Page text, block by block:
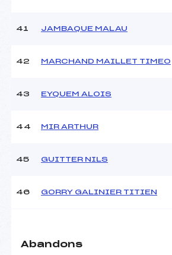
41 JAMBAQUE MALAU
42 MARCHAND MAILLET TIMEO
43 EYQUEM ALOIS
44 MIR ARTHUR
45 GUITTER NILS
46 GORRY GALINIER TITIEN
Abandons